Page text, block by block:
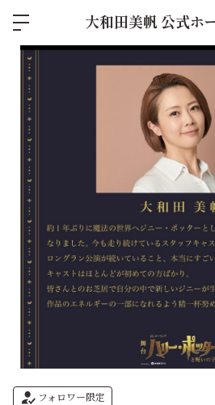
大和田美帆 公式ホ
フォロワー限定